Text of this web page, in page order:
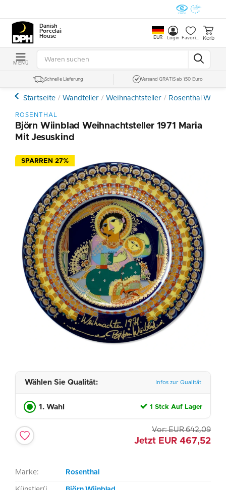
Danish
Porcelain
House
EUR Login Favoriten Korb
MENÜ
Schnelle Lieferung Versand GRATIS ab 150 Euro
Startseite Wandteller Weihnachtsteller Rosenthal
ROSENTHAL
Björn Wiinblad Weihnachtsteller 1971 Maria
Mit Jesuskind
SPARREN 27%
Wählen Sie Qualität: Infos zur Qualität
1. Wahl 1 Stck Auf Lager
Vor: EUR 642,09
Jetzt EUR 467,52
Marke: Rosenthal